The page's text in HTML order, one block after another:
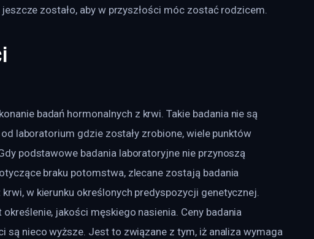
zostało, aby w przyszłości móc zostać rodzicem.
badań hormonalnych z krwi. Takie badania nie są
laboratorium gdzie zostały zrobione, wiele punktów
podstawowe badania laboratoryjne nie przynoszą
braku potomstwa, zlecane zostają badania
w kierunku określonych predyspozycji genetycznej.
jakości męskiego nasienia. Ceny badania
są nieco wyższe. Jest to związane z tym, iż analiza wymaga